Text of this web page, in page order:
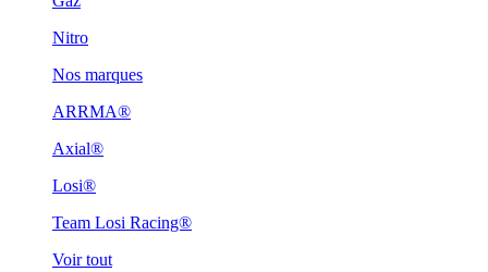
Nitro
Nos marques
ARRMA®
Axial®
Losi®
Team Losi Racing®
Voir tout